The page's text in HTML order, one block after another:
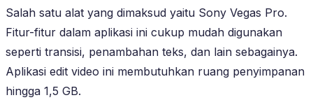
Salah satu alat yang dimaksud yaitu Sony Vegas Pro.
Fitur-fitur dalam aplikasi ini cukup mudah digunakan
seperti transisi, penambahan teks, dan lain sebagainya.
Aplikasi edit video ini membutuhkan ruang penyimpanan
hingga 1,5 GB.